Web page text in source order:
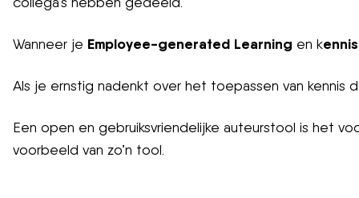
Wanneer je Employee-generated Learning en k
Als je ernstig nadenkt over het toepassen van
Een open en gebruiksvriendelijke auteurstool is het
voorbeeld van zo’n tool.